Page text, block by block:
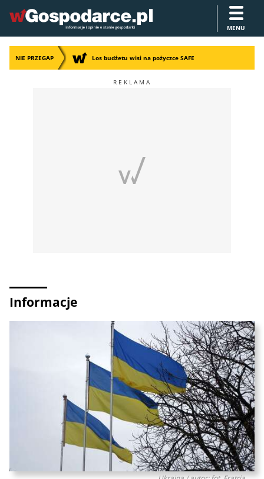
MENU
NIE PRZEGAP Los budżetu wisi na pożyczce SAFE
Informacje